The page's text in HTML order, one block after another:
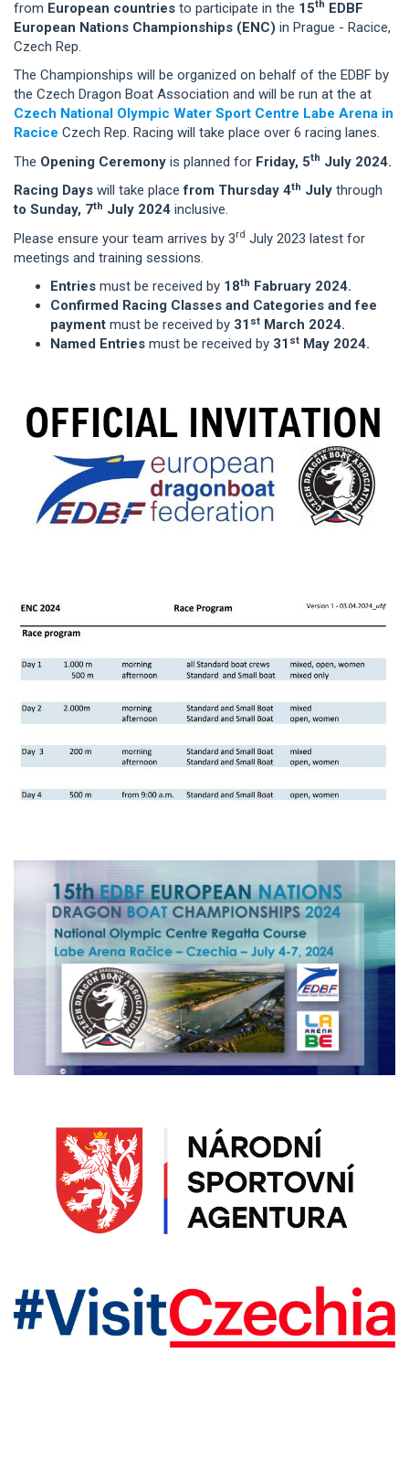
from European countries to participate in the 15th EDBF
European Nations Championships (ENC) in Prague - Racice,
Czech Rep.
The Championships will be organized on behalf of the EDBF by
the Czech Dragon Boat Association and will be run at the at
Czech National Olympic Water Sport Centre Labe Arena in
Racice Czech Rep. Racing will take place over 6 racing lanes.
The Opening Ceremony is planned for Friday, 5th July 2024.
Racing Days will take placefrom Thursday 4th July through
to Sunday, 7th July 2024 inclusive.
Please ensure your team arrives by 3rd July 2023 latest for
meetings and training sessions.
Entries must be received by 18th Fabruary 2024.
Confirmed Racing Classes and Categories and fee
payment must be received by 31 st March 2024.
Named Entries must be received by 31 st May 2024.